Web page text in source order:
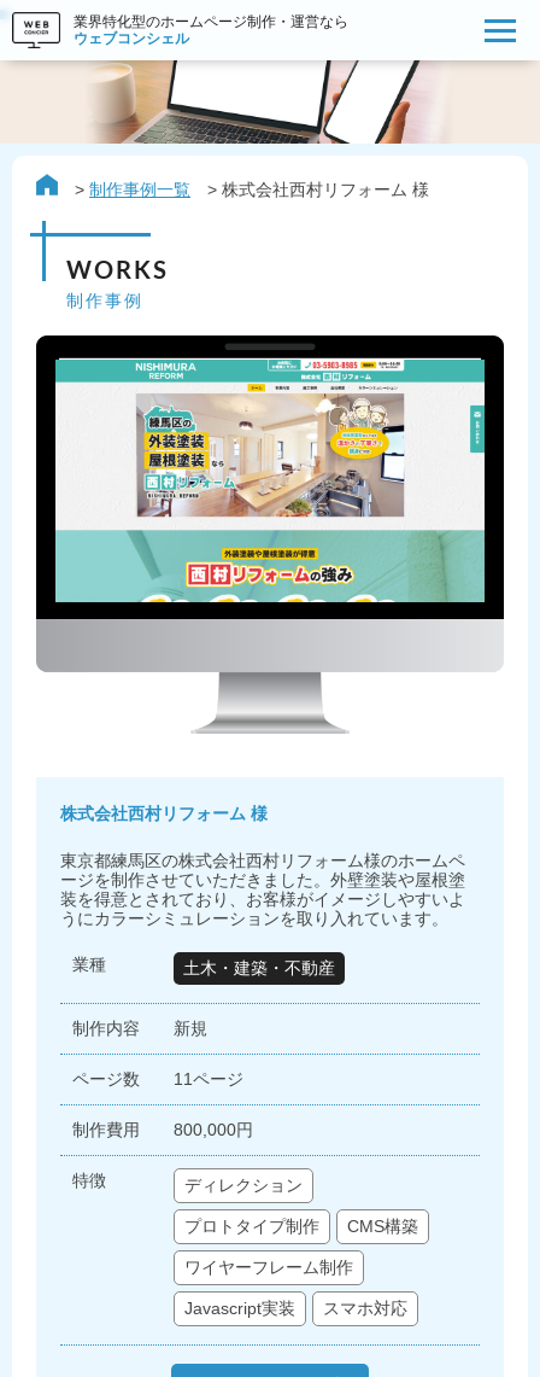
業界特化型のホームページ制作・運営なら
ウェブコンシェル
制作事例一覧 株式会社西村リフォーム 様
WORKS
制作事例
株式会社西村リフォーム 様
東京都練馬区の株式会社西村リフォーム様のホームペ
ージを制作させていただきました。外壁塗装や屋根塗
装を得意とされており、お客様がイメージしやすいよ
うにカラーシミュレーションを取り入れています。
業種 土木・建築・不動産
制作内容 新規
ページ数 11ページ
制作費用 800,000円
特徴 ディレクション
プロトタイプ制作 CMS構築
ワイヤーフレーム制作
Javascript実装 スマホ対応